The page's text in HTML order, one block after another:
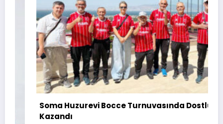
Soma Huzurevi Bocce Turnuvasında Dostluk
Kazandı